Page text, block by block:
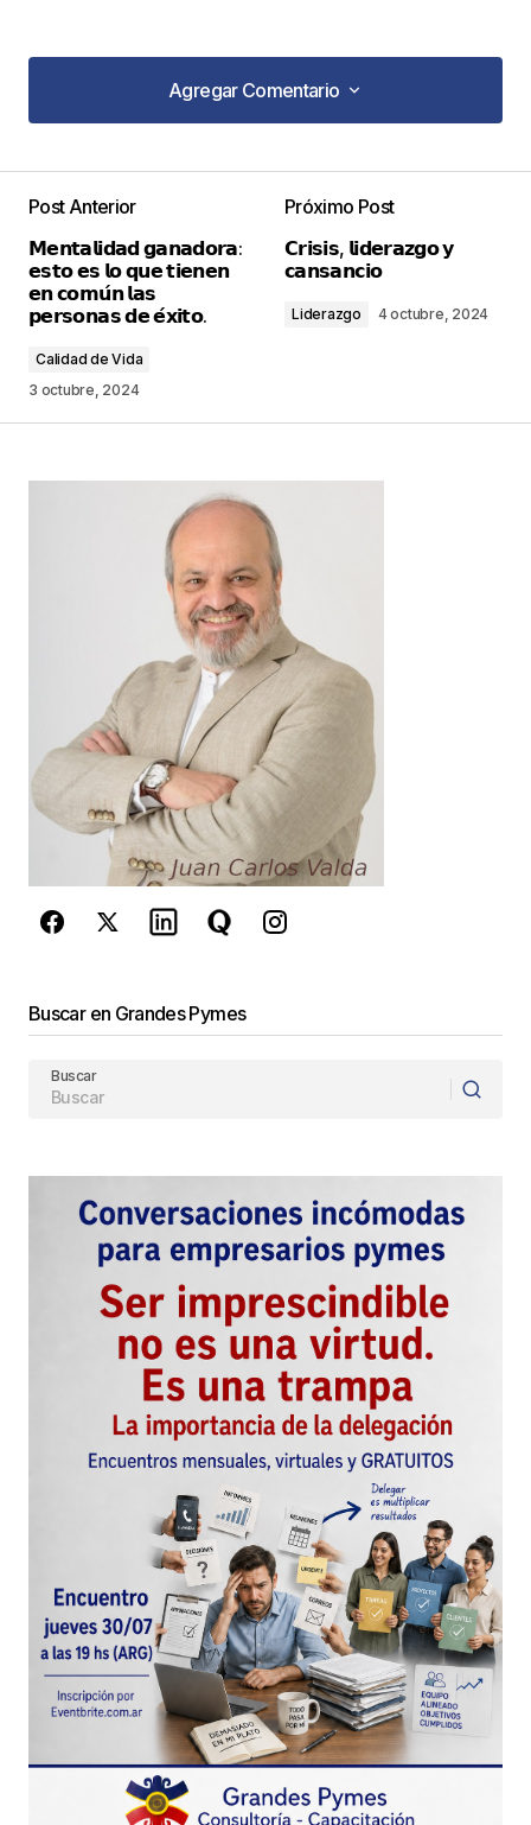
Agregar Comentario
Agregar Comentario
publicada. Los campos obligatorios están
marcados con*
Your Name*
Guarda mi nombre, correo electrónico y web en
este navegador para la próxima vez que
comente.
Este sitio esta protegido por
reCAPTCHA y la
Política de
privacidady losTérminos del servicio
de Googlese aplican.
Enviar Comentario
Post Anterior
𝗠𝗲𝗻𝘁𝗮𝗹𝗶𝗱𝗮𝗱 𝗴𝗮𝗻𝗮𝗱𝗼𝗿𝗮:
𝗲𝘀𝘁𝗼 𝗲𝘀 𝗹𝗼 𝗾𝘂𝗲 𝘁𝗶𝗲𝗻𝗲𝗻
𝗲𝗻 𝗰𝗼𝗺𝘂́𝗻 𝗹𝗮𝘀
𝗽𝗲𝗿𝘀𝗼𝗻𝗮𝘀 𝗱𝗲 𝗲́𝘅𝗶𝘁𝗼.
Calidad de Vida
3 octubre, 2024
Próximo Post
𝗖𝗿𝗶𝘀𝗶𝘀, 𝗹𝗶𝗱𝗲𝗿𝗮𝘇𝗴𝗼 𝘆
𝗰𝗮𝗻𝘀𝗮𝗻𝗰𝗶𝗼
Liderazgo 4 octubre, 2024
Buscar en Grandes Pymes
Buscar